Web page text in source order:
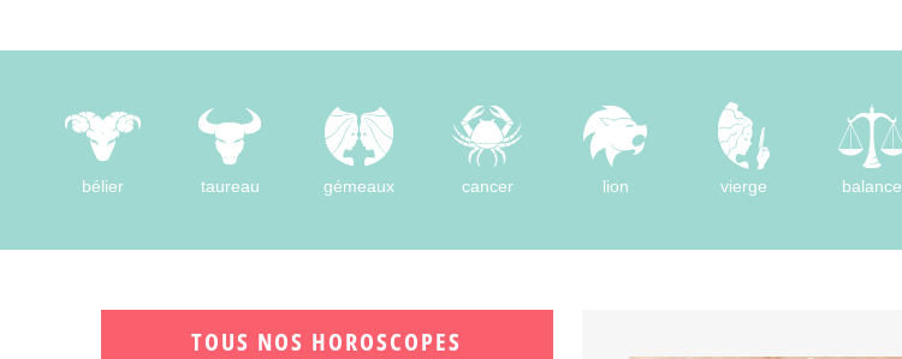
bélier taureau gémeaux cancer lion vierge balance
TOUS NOS HOROSCOPES